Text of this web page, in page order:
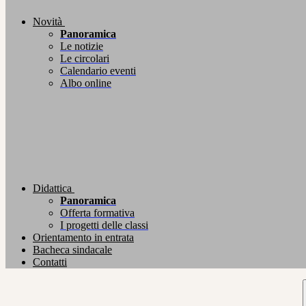
Novità
Panoramica
Le notizie
Le circolari
Calendario eventi
Albo online
Didattica
Panoramica
Offerta formativa
I progetti delle classi
Orientamento in entrata
Bacheca sindacale
Contatti